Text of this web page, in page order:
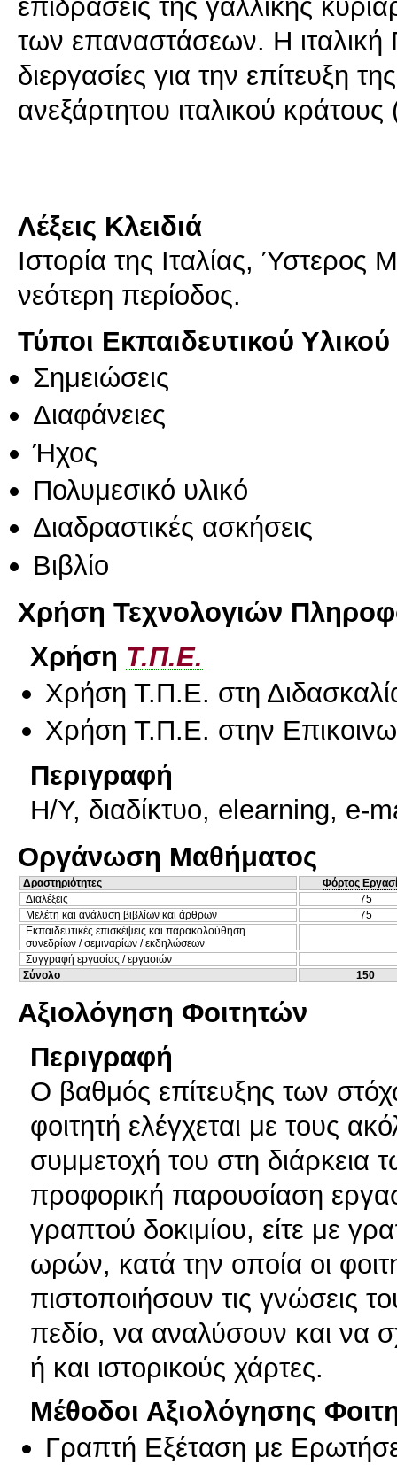
των επαναστάσεων. Η ιταλική
διεργασίες για την επίτευξη
ανεξάρτητου ιταλικού
Λέξεις Κλειδιά
Ιστορία της Ιταλίας,
νεότερη περίοδος.
Τύποι Εκπαιδευτικού Υλικού
Σημειώσεις
Διαφάνειες
Ήχος
Πολυμεσικό υλικό
Διαδραστικές ασκήσεις
Βιβλίο
Χρήση Τεχνολογιών
Χρήση Τ.Π.Ε.
Χρήση Τ.Π.Ε. στη
Χρήση Τ.Π.Ε. στην
Περιγραφή
Η/Υ, διαδίκτυο, elearning, e-
Οργάνωση Μαθήματος
Δραστηριότητες
Φόρτος
Διαλέξεις
75
Μελέτη και ανάλυση βιβλίων και άρθρων
75
Εκπαιδευτικές επισκέψεις και παρακολούθηση
συνεδρίων / σεμιναρίων / εκδηλώσεων
Συγγραφή εργασίας / εργασιών
Σύνολο
150
Αξιολόγηση Φοιτητών
Περιγραφή
Ο βαθμός επίτευξης των
φοιτητή ελέγχεται με τους
συμμετοχή του στη διάρκεια
προφορική παρουσίαση
γραπτού δοκιμίου, είτε με
ωρών, κατά την οποία οι
πιστοποιήσουν τις γνώσεις
πεδίο, να αναλύσουν και να
ή και ιστορικούς χάρτες.
Μέθοδοι Αξιολόγησης
Γραπτή Εξέταση με